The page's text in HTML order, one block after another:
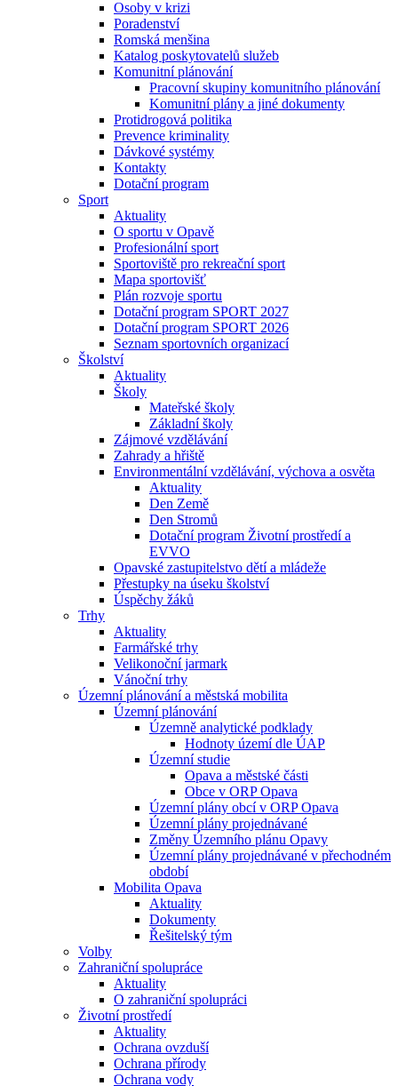
Osoby v krizi
Poradenství
Romská menšina
Katalog poskytovatelů služeb
Komunitní plánování
Pracovní skupiny komunitního plánování
Komunitní plány a jiné dokumenty
Protidrogová politika
Prevence kriminality
Dávkové systémy
Kontakty
Dotační program
Sport
Aktuality
O sportu v Opavě
Profesionální sport
Sportoviště pro rekreační sport
Mapa sportovišť
Plán rozvoje sportu
Dotační program SPORT 2027
Dotační program SPORT 2026
Seznam sportovních organizací
Školství
Aktuality
Školy
Mateřské školy
Základní školy
Zájmové vzdělávání
Zahrady a hřiště
Environmentální vzdělávání, výchova a osvěta
Aktuality
Den Země
Den Stromů
Dotační program Životní prostředí a
EVVO
Opavské zastupitelstvo dětí a mládeže
Přestupky na úseku školství
Úspěchy žáků
Trhy
Aktuality
Farmářské trhy
Velikonoční jarmark
Vánoční trhy
Územní plánování a městská mobilita
Územní plánování
Územně analytické podklady
Hodnoty území dle ÚAP
Územní studie
Opava a městské části
Obce v ORP Opava
Územní plány obcí v ORP Opava
Územní plány projednávané
Změny Územního plánu Opavy
Územní plány projednávané v přechodném
období
Mobilita Opava
Aktuality
Dokumenty
Řešitelský tým
Volby
Zahraniční spolupráce
Aktuality
O zahraniční spolupráci
Životní prostředí
Aktuality
Ochrana ovzduší
Ochrana přírody
Ochrana vody